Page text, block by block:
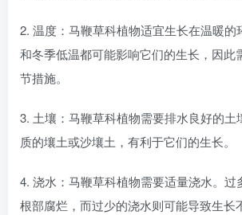
2. 温度：马鞭草科植物适宜生长在温暖的
和冬季低温都可能影响它们的生长，因此
节措施。
3. 土壤：马鞭草科植物需要排水良好的土
质的壤土或沙壤土，有利于它们的生长。
4. 浇水：马鞭草科植物需要适量浇水。过
根部腐烂，而过少的浇水则可能导致生长